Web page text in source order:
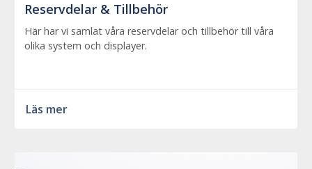
Reservdelar & Tillbehör
Här har vi samlat våra reservdelar och tillbehör till våra
olika system och displayer.
Läs mer